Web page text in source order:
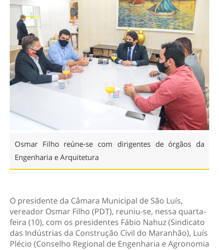
Osmar Filho reúne-se com dirigentes de órgãos da
Engenharia e Arquitetura
O presidente da Câmara Municipal de São Luís,
vereador Osmar Filho (PDT), reuniu-se, nessa quarta-
feira (10), com os presidentes Fábio Nahuz (Sindicato
das Indústrias da Construção Civil do Maranhão), Luís
Plécio (Conselho Regional de Engenharia e Agronomia